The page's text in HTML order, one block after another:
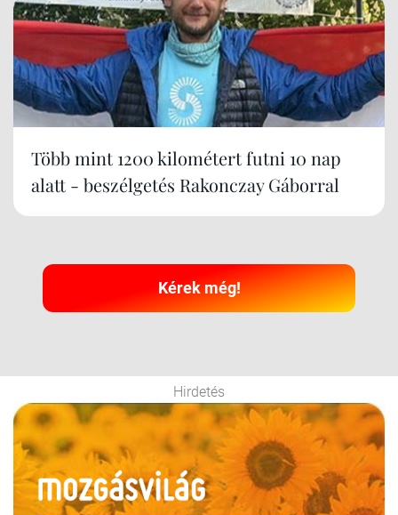
Több mint 1200 kilométert futni 10 nap
alatt - beszélgetés Rakonczay Gáborral
Kérek még!
Hirdetés